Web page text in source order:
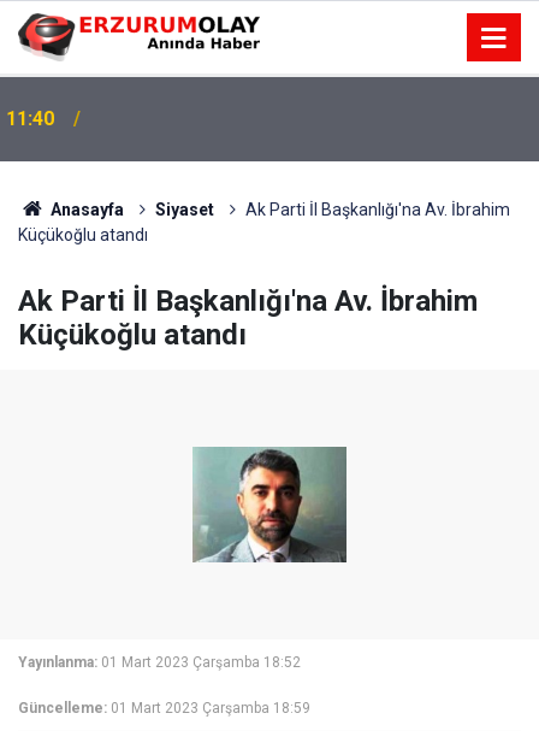
11:40
Anasayfa Siyaset
Ak Parti İl Başkanlığı'na Av. İbrahim
Küçükoğlu atandı
Ak Parti İl Başkanlığı'na Av. İbrahim
Küçükoğlu atandı
Yayınlanma: 01 Mart 2023 Çarşamba 18:52
Güncelleme: 01 Mart 2023 Çarşamba 18:59